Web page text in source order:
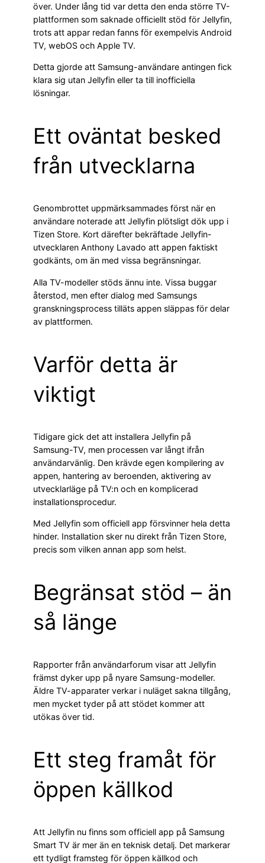
över. Under lång tid var detta den enda större TV-
plattformen som saknade officiellt stöd för Jellyfin,
trots att appar redan fanns för exempelvis Android
TV, webOS och Apple TV.
Detta gjorde att Samsung-användare antingen fick
klara sig utan Jellyfin eller ta till inofficiella
lösningar.
Ett oväntat besked
från utvecklarna
Genombrottet uppmärksammades först när en
användare noterade att Jellyfin plötsligt dök upp i
Tizen Store. Kort därefter bekräftade Jellyfin-
utvecklaren Anthony Lavado att appen faktiskt
godkänts, om än med vissa begränsningar.
Alla TV-modeller stöds ännu inte. Vissa buggar
återstod, men efter dialog med Samsungs
granskningsprocess tilläts appen släppas för delar
av plattformen.
Varför detta är
viktigt
Tidigare gick det att installera Jellyfin på
Samsung-TV, men processen var långt ifrån
användarvänlig. Den krävde egen kompilering av
appen, hantering av beroenden, aktivering av
utvecklarläge på TV:n och en komplicerad
installationsprocedur.
Med Jellyfin som officiell app försvinner hela detta
hinder. Installation sker nu direkt från Tizen Store,
precis som vilken annan app som helst.
Begränsat stöd – än
så länge
Rapporter från användarforum visar att Jellyfin
främst dyker upp på nyare Samsung-modeller.
Äldre TV-apparater verkar i nuläget sakna tillgång,
men mycket tyder på att stödet kommer att
utökas över tid.
Ett steg framåt för
öppen källkod
Att Jellyfin nu finns som officiell app på Samsung
Smart TV är mer än en teknisk detalj. Det markerar
ett tydligt framsteg för öppen källkod och